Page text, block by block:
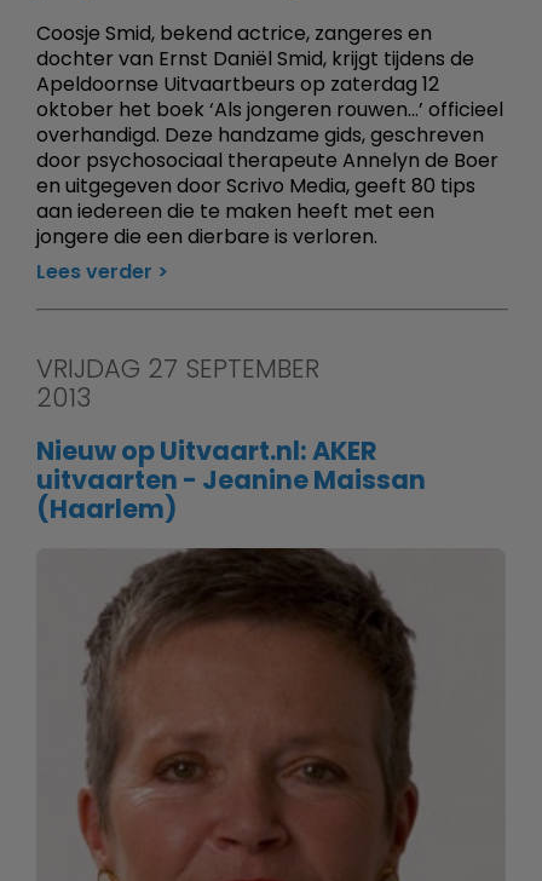
Coosje Smid, bekend actrice, zangeres en
dochter van Ernst Daniël Smid, krijgt tijdens de
Apeldoornse Uitvaartbeurs op zaterdag 12
oktober het boek ‘Als jongeren rouwen...’ officieel
overhandigd. Deze handzame gids, geschreven
door psychosociaal therapeute Annelyn de Boer
en uitgegeven door Scrivo Media, geeft 80 tips
aan iedereen die te maken heeft met een
jongere die een dierbare is verloren.
Lees verder
VRIJDAG 27 SEPTEMBER
2013
Nieuw op Uitvaart.nl: AKER
uitvaarten - Jeanine Maissan
(Haarlem)